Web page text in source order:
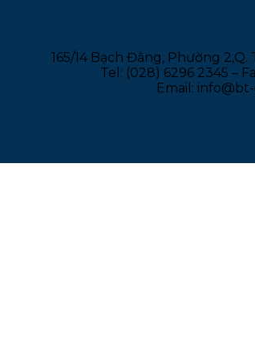
165/14 Bạch Đằng, Phường
Tel: (028) 6296 2345 –
Email: